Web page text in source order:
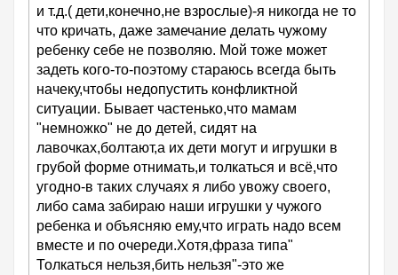
и т.д.( дети,конечно,не взрослые)-я никогда не то
что кричать, даже замечание делать чужому
ребенку себе не позволяю. Мой тоже может
задеть кого-то-поэтому стараюсь всегда быть
начеку,чтобы недопустить конфликтной
ситуации. Бывает частенько,что мамам
"немножко" не до детей, сидят на
лавочках,болтают,а их дети могут и игрушки в
грубой форме отнимать,и толкаться и всё,что
угодно-в таких случаях я либо увожу своего,
либо сама забираю наши игрушки у чужого
ребенка и объясняю ему,что играть надо всем
вместе и по очереди.Хотя,фраза типа"
Толкаться нельзя,бить нельзя"-это же